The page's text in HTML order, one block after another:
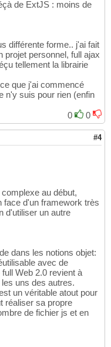
de ExtJS : moins de
différente forme.. j'ai fait
projet personnel, full ajax
tellement la librairie
que j'ai commencé
n'y suis pour rien (enfin
0
0
#4
au début,
face d'un framework très
d'utiliser un autre
dans les notions objet:
avec de
Web 2.0 revient à
uns des autres.
un véritable atout pour
réaliser sa propre
de fichier js et en